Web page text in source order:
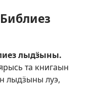
лыдӟыны.
та книгаын
лыдӟыны луэ,